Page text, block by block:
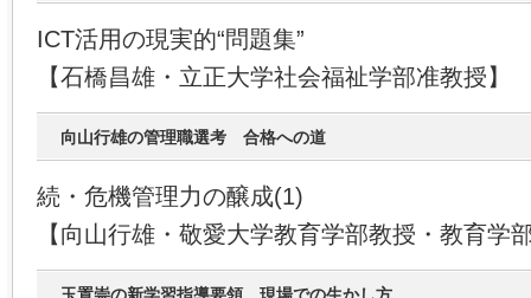
ICT活用の現実的“問題集”
【石橋昌雄・立正大学社会福祉学部准教授】
向山行雄の管理職選考 合格への道
続・危機管理力の醸成(1)
【向山行雄・敬愛大学教育学部教授・教育学